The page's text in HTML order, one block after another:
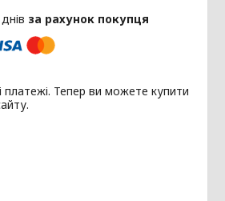
за рахунок покупця
платежі. Тепер ви можете купити